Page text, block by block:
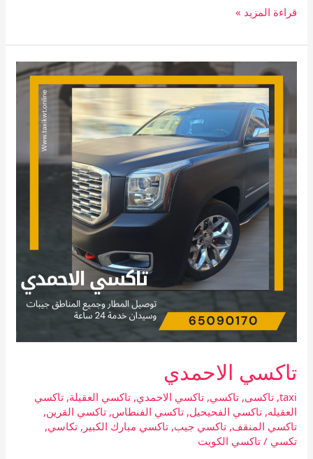
قراءة المزيد »
تاكسي الاحمدي
taxi
,تاكسى,تاكسي,تاكسي الاحمدي,تاكسي العقيلة,تاكسي
العقيله,تاكسي الفحيحيل,تاكسي الفنطاس,تاكسي القرين,
تاكسي المنقف,تاكسي جيب,تاكسي مبارك الكبير ,تكاسي,
تكسي /تاكسي الكويت
تاكسي
الاحمدي